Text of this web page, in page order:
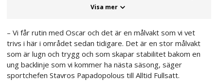
Visa mer
– Vi får rutin med Oscar och det är en målvakt som vi vet
trivs i här i området sedan tidigare. Det är en stor målvakt
som är lugn och trygg och som skapar stabilitet bakom en
ung backlinje som vi kommer ha nästa säsong, säger
sportchefen Stavros Papadopolous till Alltid Fullsatt.